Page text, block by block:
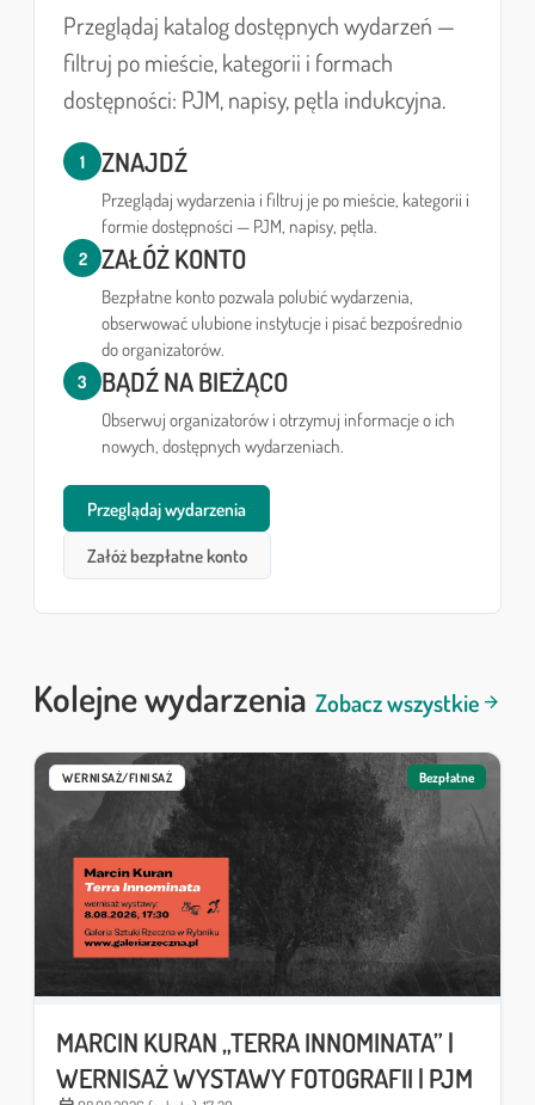
Przeglądaj katalog dostępnych wydarzeń —
filtruj po mieście, kategorii i formach
dostępności: PJM, napisy, pętla indukcyjna.
1 ZNAJDŹ
Przeglądaj wydarzenia i filtruj je po mieście, kategorii i
formie dostępności — PJM, napisy, pętla.
2 ZAŁÓŻ KONTO
Bezpłatne konto pozwala polubić wydarzenia,
obserwować ulubione instytucje i pisać bezpośrednio
do organizatorów.
3 BĄDŹ NA BIEŻĄCO
Obserwuj organizatorów i otrzymuj informacje o ich
nowych, dostępnych wydarzeniach.
Przeglądaj wydarzenia
Załóż bezpłatne konto
Kolejne wydarzenia Zobacz wszystkie arrow_forward
WERNISAŻ/FINISAŻ Bezpłatne
MARCIN KURAN „TERRA INNOMINATA” |
WERNISAŻ WYSTAWY FOTOGRAFII | PJM